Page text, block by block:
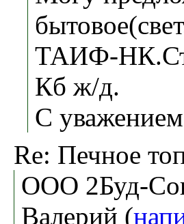
ТАИФ-
Кб ж/д.
С
Re: Печное
ООО 2Буд-
Валерий (